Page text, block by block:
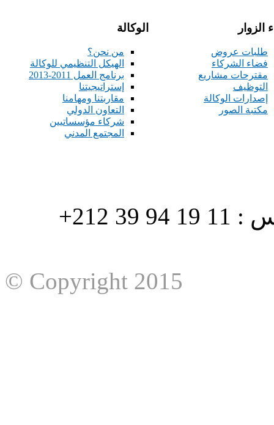
الوكالة
من نحن؟
الهيكل التنظيمي للوكالة
برنامج العمل 2011-2013
إستراتيجيتنا
مقاربتنا ومهامنا
التعاون الدولي
شركاء مؤسساتيين
المجتمع المدني
الزوار
طلبات عروض
فضاء الشركاء
مقترحات مشاريع
التوظيف
إصدارات الوكالة
مكتبة الصور
هاتف : 90/88 32 94 39 212+ فاكس : 11 19 94 39 212+
© Copyright 2015